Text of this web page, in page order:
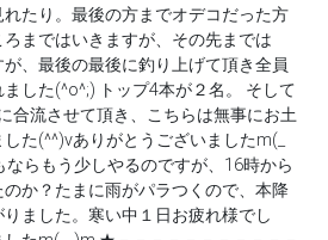
たり。最後の方までオデコだった方
まではいきますが、その先までは
、最後の最後に釣り上げて頂き全員
した(^o^;) トップ4本が２名。 そして
合流させて頂き、こちらは無事にお土
た(^^)vありがとうございましたm(_
ならもう少しやるのですが、16時から
か？たまに雨がパラつくので、本降
ました。寒い中１日お疲れ様でし